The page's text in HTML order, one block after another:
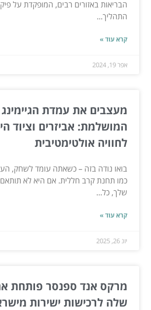
הבריאות באזורים רבים, המופקדת על
התהליך...
קרא עוד »
אפר 19, 2024
מעצבים את עמדת הגיימינג
המושלמת: אביזרים וציוד
לחוויה אולטימטיבית
בואו נודה בזה – כשאתה עומד לשחק,
כמו תחנת קרב חללית. אם היא לא תותאם
שלך, כל...
קרא עוד »
יונ 26, 2025
מרקס אנד ספנסר פותחת
שלה לרכישות ישירות